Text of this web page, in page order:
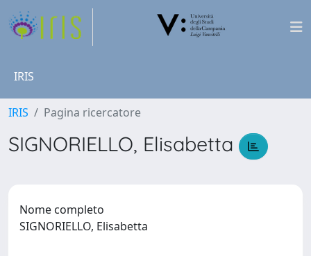
IRIS
IRIS Pagina ricercatore
SIGNORIELLO, Elisabetta
Nome completo
SIGNORIELLO, Elisabetta